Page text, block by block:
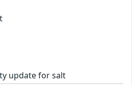
update for salt